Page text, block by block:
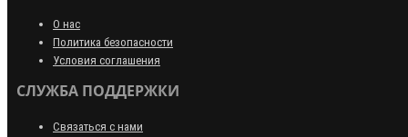
О нас
Политика безопасности
Условия соглашения
СЛУЖБА ПОДДЕРЖКИ
Связаться с нами